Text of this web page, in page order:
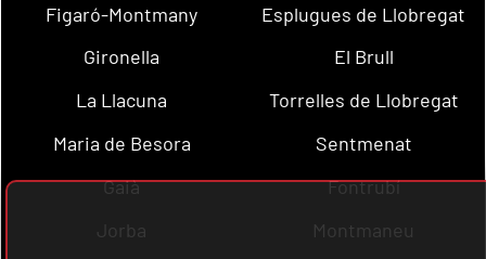
Figaró-Montmany
Esplugues de Llobregat
Gironella
El Brull
La Llacuna
Torrelles de Llobregat
Maria de Besora
Sentmenat
Gaià
Fontrubí
Jorba
Montmaneu